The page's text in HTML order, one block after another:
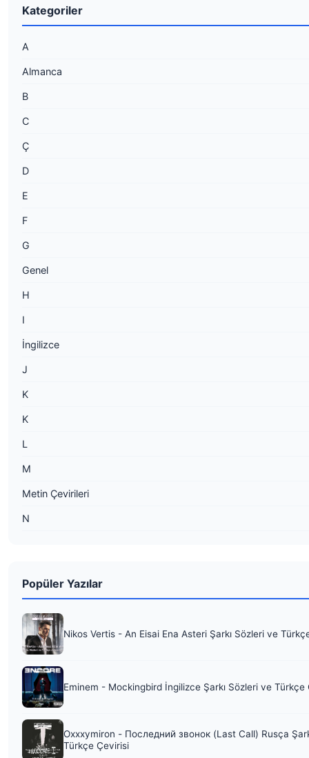
Kategoriler
A
Almanca
B
C
Ç
D
E
F
G
Genel
H
I
İngilizce
J
K
K
L
M
Metin Çevirileri
N
Popüler Yazılar
Nikos Vertis - An Eisai Ena Asteri Şarkı Sözleri ve
Eminem - Mockingbird İngilizce Şarkı Sözleri ve Türkçe
Oxxxymiron - Последний звонок (Last Call) Rusça
Türkçe Çevirisi